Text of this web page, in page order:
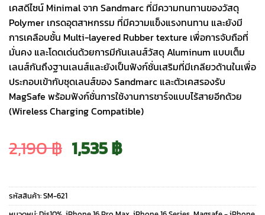
เคสดีไซน์ Minimal จาก Sandmarc ที่มีความทนทานของวัสดุ
Polymer เกรดอุตสาหกรรม ที่มีความแข็งแรงทนทาน และยังมี
การเคลือบชั้น Multi-layered Rubber texture เพื่อการจับถือที่
มั่นคง และโดดเด่นด้วยการมีกันเลนส์วัสดุ Aluminum แบบเต็ม
เลนส์กันถึงฐานเลนส์และยังเป็นฟังก์ชั่นเสริมที่มีเกลียวด้านในเพื่อ
ประกอบเข้ากับชุดเลนส์ของ Sandmarc และตัวเคสรองรับ
MagSafe พร้อมฟังก์ชั่นการใช้งานการชาร์จแบบไร้สายอีกด้วย
(Wireless Charging Compatible)
2,190฿ Original
price
1,535฿Current
price
รหัสสินค้า:SM-621